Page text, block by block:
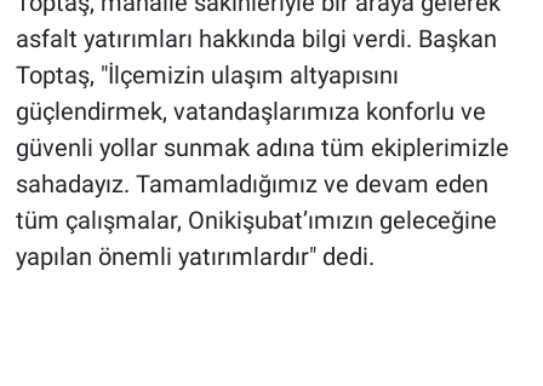
asfalt yatırımları hakkında bilgi verdi. Başkan
Toptaş, "İlçemizin ulaşım altyapısını
güçlendirmek, vatandaşlarımıza konforlu ve
güvenli yollar sunmak adına tüm ekiplerimizle
sahadayız. Tamamladığımız ve devam eden
tüm çalışmalar, Onikişubat’ımızın geleceğine
yapılan önemli yatırımlardır" dedi.